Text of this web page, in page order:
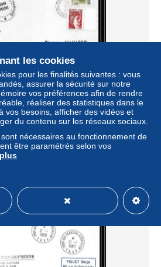
6/8/1980 Signé signed TAAF
australes Lettre (cover)
± 2,25 $US
les cookies
pour les finalités suivantes : vous
assurer la sécurité sur notre
vos préférences afin de rendre
réaliser des statistiques dans le
vos besoins, afficher des vidéos et
du contenu sur les réseaux sociaux.
nécessaires au fonctionnement de
être paramétrés selon vos